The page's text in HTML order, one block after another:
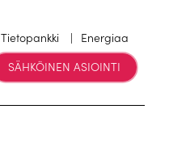
Tietopankki
Energiaa
SÄHKÖINEN ASIOINTI